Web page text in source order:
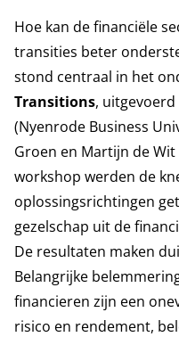
Hoe kan de financiële
transities beter
stond centraal in het
Transitions, uitgevoerd
(Nyenrode Business
Groen en Martijn de
workshop werden de
oplossingsrichtingen
gezelschap uit de
De resultaten maken
Belangrijke
financieren zijn een
risico en rendement,